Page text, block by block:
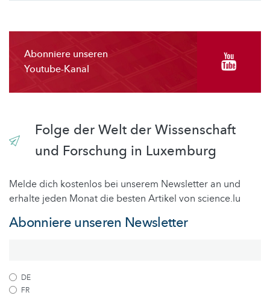
Abonniere unseren
Youtube-Kanal
Folge der Welt der Wissenschaft
und Forschung in Luxemburg
Melde dich kostenlos bei unserem Newsletter an und
erhalte jeden Monat die besten Artikel von science.lu
Abonniere unseren Newsletter
DE
FR